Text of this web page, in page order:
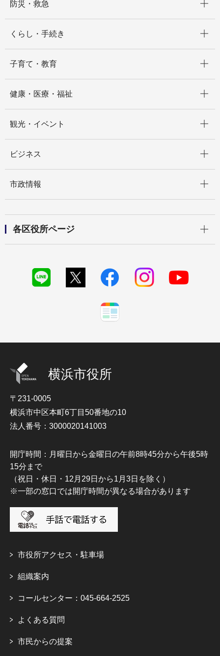
防災・救急
くらし・手続き
子育て・教育
健康・医療・福祉
観光・イベント
ビジネス
市政情報
各区役所ページ
横浜市役所
〒231-0005
横浜市中区本町6丁目50番地の10
法人番号：3000020141003
開庁時間：月曜日から金曜日の午前8時45分から午後5時
15分まで
（祝日・休日・12月29日から1月3日を除く）
※一部の窓口では開庁時間が異なる場合があります
市役所アクセス・駐車場
組織案内
コールセンター：045-664-2525
よくある質問
市民からの提案